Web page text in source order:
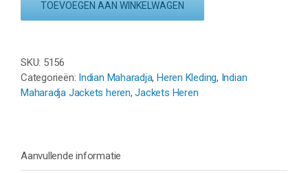
MEN
WIT
aantal
TOEVOEGEN AAN WINKELWAGEN
SKU: 5156
Categorieën: Indian Maharadja,Heren Kleding, Indian
Maharadja Jackets heren,Jackets Heren
Aanvullende informatie